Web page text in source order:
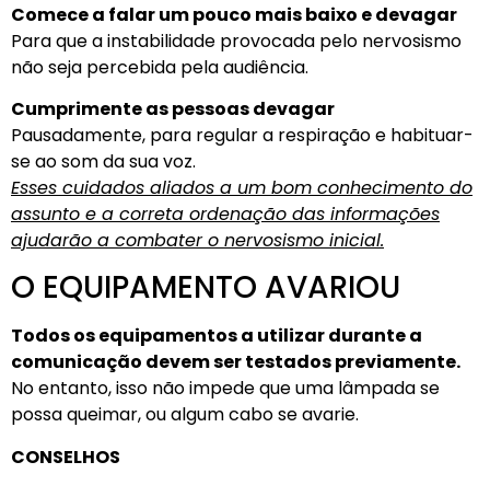
Comece a falar um pouco mais baixo e devagar
Para que a instabilidade provocada pelo nervosismo
não seja percebida pela audiência.
Cumprimente as pessoas devagar
Pausadamente, para regular a respiração e habituar-
se ao som da sua voz.
Esses cuidados aliados a um bom conhecimento do
assunto e a correta ordenação das informações
ajudarão a combater o nervosismo inicial.
O EQUIPAMENTO AVARIOU
Todos os equipamentos a utilizar durante a
comunicação devem ser testados previamente.
No entanto, isso não impede que uma lâmpada se
possa queimar, ou algum cabo se avarie.
CONSELHOS